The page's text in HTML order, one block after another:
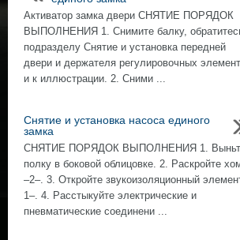
Активатор замка двери СНЯТИЕ ПОРЯДОК
ВЫПОЛНЕНИЯ 1. Снимите балку,
подразделу Снятие и установка передней
двери и держателя регулировочных
и к иллюстрации. 2. Сними ...
Снятие и установка насоса единого
замка
СНЯТИЕ ПОРЯДОК ВЫПОЛНЕНИЯ 1.
полку в боковой облицовке. 2. Раскройте
–2–. 3. Откройте звукоизоляционный
1–. 4. Расстыкуйте электрические и
пневматические соединени ...